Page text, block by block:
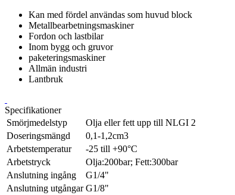
Kan med fördel användas som huvud block
Metallbearbetningsmaskiner
Fordon och lastbilar
Inom bygg och gruvor
paketeringsmaskiner
Allmän industri
Lantbruk
Specifikationer
Smörjmedelstyp
Olja eller fett upp till NLGI 2
Doseringsmängd
0,1-1,2cm3
Arbetstemperatur
-25 till +90°C
Arbetstryck
Olja:200bar; Fett:300bar
Anslutning ingång
G1/4"
Anslutning utgångar G1/8"